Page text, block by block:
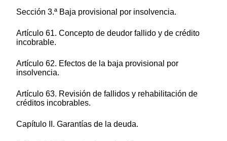
Sección 3.ª Baja provisional por insolvencia.
Artículo 61. Concepto de deudor fallido y de crédito
incobrable.
Artículo 62. Efectos de la baja provisional por
insolvencia.
Artículo 63. Revisión de fallidos y rehabilitación de
créditos incobrables.
Capítulo II. Garantías de la deuda.